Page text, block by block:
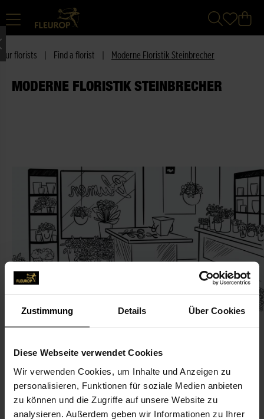
Zustimmung Details Über Cookies
Diese Webseite verwendet Cookies
Wir verwenden Cookies, um Inhalte und Anzeigen zu
personalisieren, Funktionen für soziale Medien anbieten
zu können und die Zugriffe auf unsere Website zu
analysieren. Außerdem geben wir Informationen zu Ihrer
Our florists Find a florist Moderne Floristik Steinbrecher
MODERNE FLORISTIK STEINBRECHER
CONTACT
Moderne Floristik Steinbrecher